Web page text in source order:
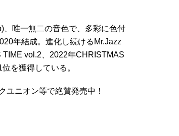
唯一無二の音色で、多彩に色付
年結成。進化し続けるMr.Jazz
vol.2、2022年CHRISTMAS
を獲得している。
ユニオン等で絶賛発売中！